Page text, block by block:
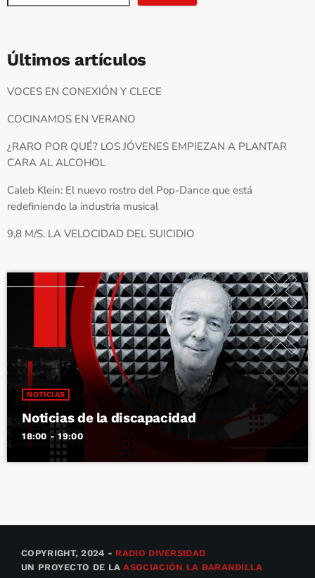
Últimos artículos
VOCES EN CONEXIÓN Y CLECE
COCINAMOS EN VERANO
¿RARO POR QUÉ? LOS JÓVENES EMPIEZAN A PLANTAR
CARA AL ALCOHOL
Caleb Klein: El nuevo rostro del Pop-Dance que está
redefiniendo la industria musical
9,8 M/S. LA VELOCIDAD DEL SUICIDIO
NOTICIAS
Noticias de la discapacidad
18:00 - 19:00
COPYRIGHT, 2024 - RADIO DIVERSIDAD
UN PROYECTO DE LAASOCIACIÓN LA BARANDILLA